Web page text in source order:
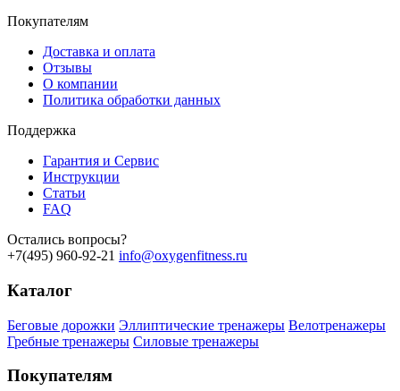
Покупателям
Доставка и оплата
Отзывы
О компании
Политика обработки данных
Поддержка
Гарантия и Сервис
Инструкции
Статьи
FAQ
Остались вопросы?
+7(495) 960-92-21 info@oxygenfitness.ru
Каталог
Беговые дорожки Эллиптические тренажеры Велотренажеры
Гребные тренажеры Силовые тренажеры
Покупателям